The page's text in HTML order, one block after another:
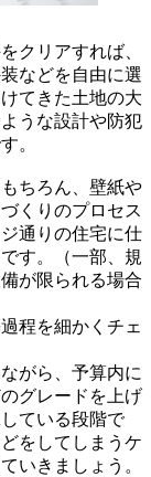
クリアすれば、
などを自由に選
てきた土地の大
うな設計や防犯
。
ちろん、壁紙や
くりのプロセス
通りの住宅に仕
す。（一部、規
が限られる場合
程を細かくチェ
がら、予算内に
グレードを上げ
ている段階で
をしてしまうケ
いきましょう。